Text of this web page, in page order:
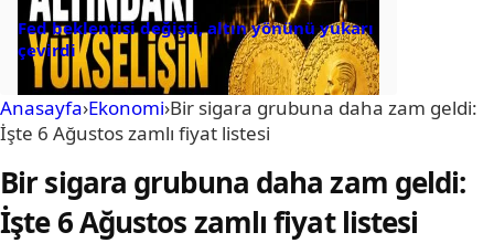
Fed beklentisi değişti, altın yönünü yukarı
çevirdi
Anasayfa›Ekonomi›Bir sigara grubuna daha zam geldi:
İşte 6 Ağustos zamlı fiyat listesi
Bir sigara grubuna daha zam geldi:
İşte 6 Ağustos zamlı fiyat listesi